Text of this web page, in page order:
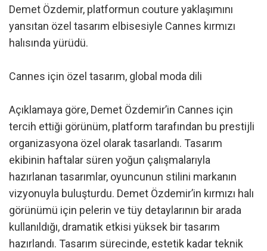
Demet Özdemir, platformun couture yaklaşımını
yansıtan özel tasarım elbisesiyle Cannes kırmızı
halısında yürüdü.
Cannes için özel tasarım, global moda dili
Açıklamaya göre, Demet Özdemir’in Cannes için
tercih ettiği görünüm, platform tarafından bu prestijli
organizasyona özel olarak tasarlandı. Tasarım
ekibinin haftalar süren yoğun çalışmalarıyla
hazırlanan tasarımlar, oyuncunun stilini markanın
vizyonuyla buluşturdu. Demet Özdemir’in kırmızı halı
görünümü için pelerin ve tüy detaylarının bir arada
kullanıldığı, dramatik etkisi yüksek bir tasarım
hazırlandı. Tasarım sürecinde, estetik kadar teknik